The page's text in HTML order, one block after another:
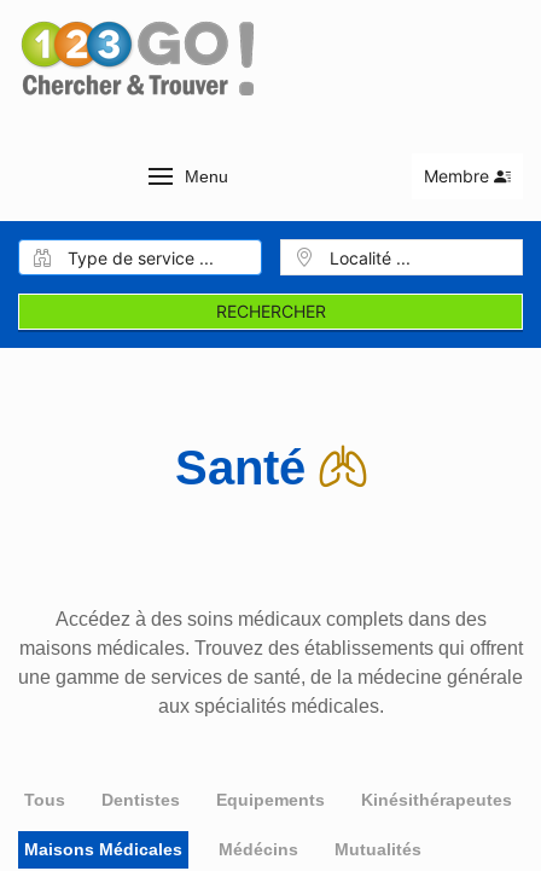
Menu Membre
RECHERCHER
Santé
Accédez à des soins médicaux complets dans des
maisons médicales. Trouvez des établissements qui offrent
une gamme de services de santé, de la médecine générale
aux spécialités médicales.
Tous Dentistes Equipements Kinésithérapeutes
Maisons Médicales Médécins Mutualités